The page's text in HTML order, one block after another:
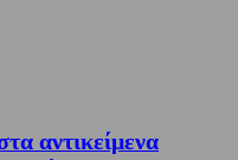
αντικείμενα